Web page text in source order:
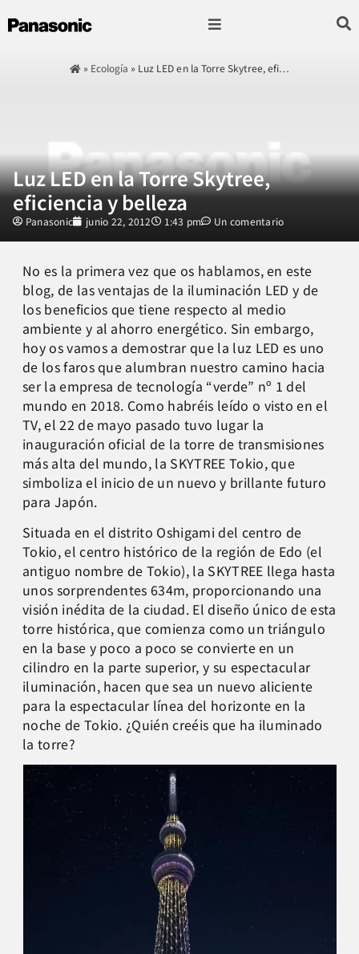
» Ecología » Luz LED en la Torre Skytree, efi…
Luz LED en la Torre Skytree,
eficiencia y belleza
Panasonic junio 22, 2012 1:43 pm Un comentario
No es la primera vez que os hablamos, en este
blog, de las ventajas de la iluminación LED y de
los beneficios que tiene respecto al medio
ambiente y al ahorro energético. Sin embargo,
hoy os vamos a demostrar que la luz LED es uno
de los faros que alumbran nuestro camino hacia
ser la empresa de tecnología “verde” nº 1 del
mundo en 2018. Como habréis leído o visto en el
TV, el 22 de mayo pasado tuvo lugar la
inauguración oficial de la torre de transmisiones
más alta del mundo, la SKYTREE Tokio, que
simboliza el inicio de un nuevo y brillante futuro
para Japón.
Situada en el distrito Oshigami del centro de
Tokio, el centro histórico de la región de Edo (el
antiguo nombre de Tokio), la SKYTREE llega hasta
unos sorprendentes 634m, proporcionando una
visión inédita de la ciudad. El diseño único de esta
torre histórica, que comienza como un triángulo
en la base y poco a poco se convierte en un
cilindro en la parte superior, y su espectacular
iluminación, hacen que sea un nuevo aliciente
para la espectacular línea del horizonte en la
noche de Tokio. ¿Quién creéis que ha iluminado
la torre?